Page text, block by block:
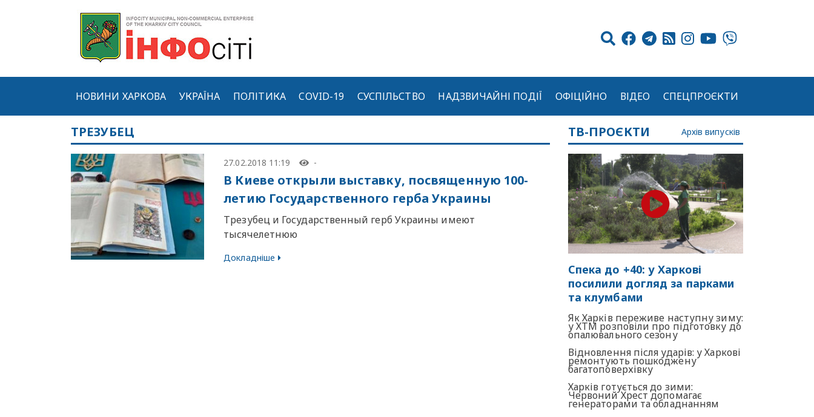
НОВИНИ ХАРКОВА УКРАЇНА ПОЛІТИКА COVID-19 СУСПІЛЬСТВО НАДЗВИЧАЙНІ ПОДІЇ ОФІЦІЙНО ВІДЕО СПЕЦПРОЄКТИ
ТРЕЗУБЕЦ
27.02.2018 11:19 -
В Киеве открыли выставку, посвященную 100-
летию Государственного герба Украины
Трезубец и Государственный герб Украины имеют
тысячелетнюю
Докладніше
ТВ-ПРОЄКТИ Архів випусків
Спека до +40: у Харкові
посилили догляд за парками
та клумбами
Як Харків переживе наступну зиму:
у ХТМ розповіли про підготовку до
опалювального сезону
Відновлення після ударів: у Харкові
ремонтують пошкоджену
багатоповерхівку
Харків готується до зими:
Червоний Хрест допомагає
генераторами та обладнанням